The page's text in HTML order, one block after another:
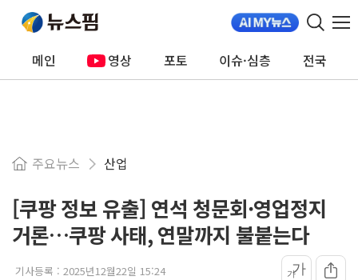
메인 영상 포토 이슈·심층 전국
주요뉴스 산업
[쿠팡 정보 유출] 연석 청문회·영업정지
거론…쿠팡 사태, 연말까지 불붙는다
기사등록 : 2025년12월22일 15:24 가가